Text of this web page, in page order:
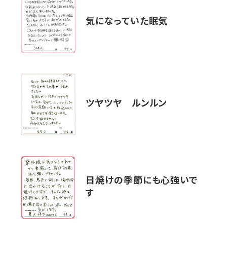
気になっていた眠気
ツヤツヤ ルンルン
日焼けの季節にも心強いで
す